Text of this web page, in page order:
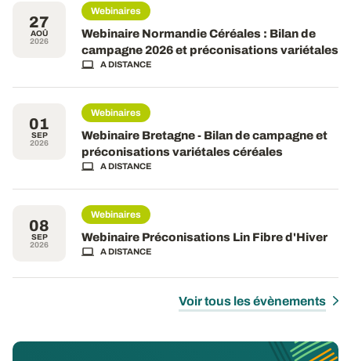
27
AOÛ
2026
Webinaires
Webinaire Normandie Céréales : Bilan de
campagne 2026 et préconisations variétales
A DISTANCE
01
SEP
2026
Webinaires
Webinaire Bretagne - Bilan de campagne et
préconisations variétales céréales
A DISTANCE
08
SEP
2026
Webinaires
Webinaire Préconisations Lin Fibre d'Hiver
A DISTANCE
Voir tous les évènements